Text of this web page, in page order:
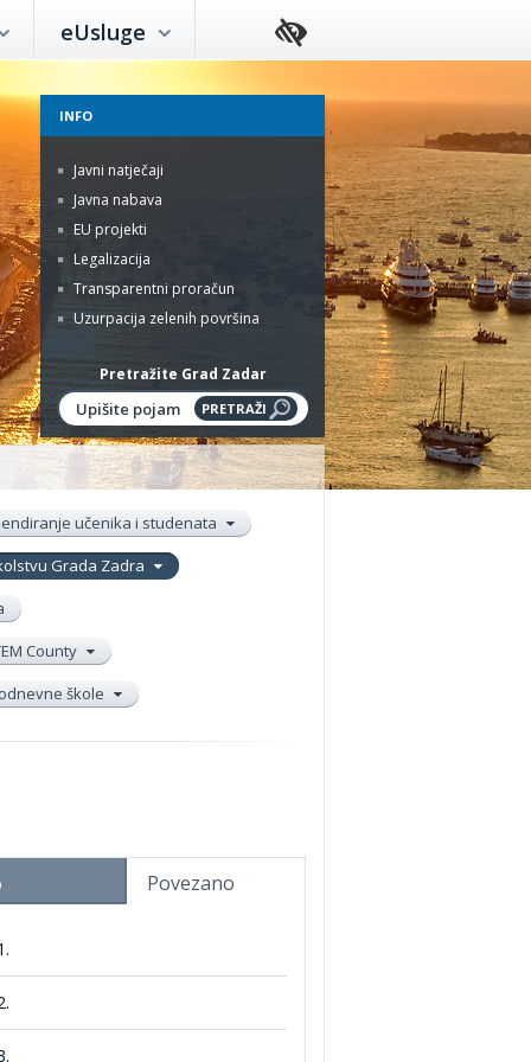
eUsluge
INFO
Javni natječaji
Javna nabava
EU projekti
Legalizacija
Transparentni proračun
Uzurpacija zelenih površina
Pretražite Grad Zadar
učenika i studenata
Grada Zadra
County
škole
Povezano